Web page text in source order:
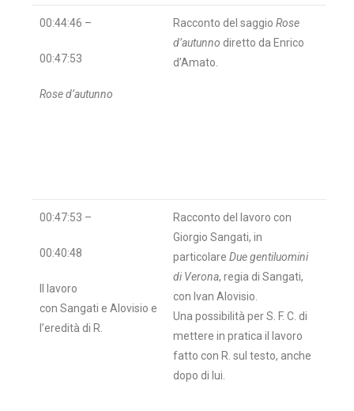
00:44:46 –
00:47:53
Rose d’autunno
Racconto del saggio Rose
d’autunno diretto da Enrico
d’Amato.
00:47:53 –
00:40:48
Il lavoro
con Sangati e Alovisio e
l’eredità di R.
Racconto del lavoro con
Giorgio Sangati, in
particolare Due gentiluomini
di Verona, regia di Sangati,
con Ivan Alovisio.
Una possibilità per S. F. C. di
mettere in pratica il lavoro
fatto con R. sul testo, anche
dopo di lui.